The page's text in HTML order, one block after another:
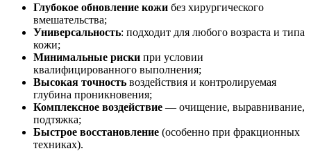
Глубокое обновление кожи без хирургического
вмешательства;
Универсальность: подходит для любого возраста и типа
кожи;
Минимальные риски при условии
квалифицированного выполнения;
Высокая точность воздействия и контролируемая
глубина проникновения;
Комплексное воздействие — очищение, выравнивание,
подтяжка;
Быстрое восстановление (особенно при фракционных
техниках).